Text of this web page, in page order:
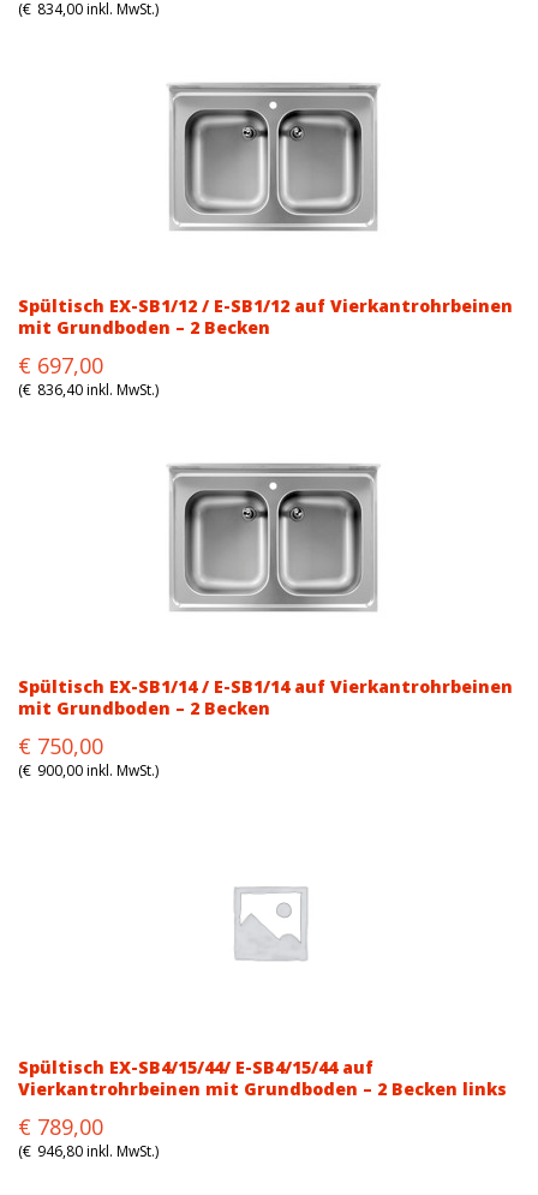
price
price
(€ 834,00inkl. MwSt.)
Spültisch EX-SB1/12 / E-SB1/12 auf Vierkantrohrbeinen
mit Grundboden – 2 Becken
Original
price
€ 697,00
price
(€ 836,40inkl. MwSt.)
Spültisch EX-SB1/14 / E-SB1/14 auf Vierkantrohrbeinen
mit Grundboden – 2 Becken
Original
price
€ 750,00
price
(€ 900,00inkl. MwSt.)
Spültisch EX-SB4/15/44/ E-SB4/15/44 auf
Vierkantrohrbeinen mit Grundboden – 2 Becken links
Original
price
€ 789,00
price
(€ 946,80inkl. MwSt.)